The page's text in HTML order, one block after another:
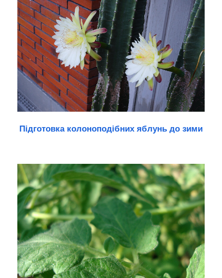
Підготовка колоноподібних яблунь до зими